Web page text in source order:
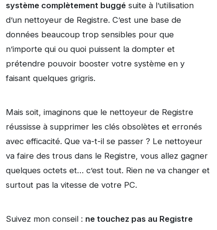
système complètement buggé suite à l’utilisation
d’un nettoyeur de Registre. C’est une base de
données beaucoup trop sensibles pour que
n’importe qui ou quoi puissent la dompter et
prétendre pouvoir booster votre système en y
faisant quelques grigris.
Mais soit, imaginons que le nettoyeur de Registre
réussisse à supprimer les clés obsolètes et erronés
avec efficacité. Que va-t-il se passer ? Le nettoyeur
va faire des trous dans le Registre, vous allez gagner
quelques octets et… c’est tout. Rien ne va changer et
surtout pas la vitesse de votre PC.
Suivez mon conseil : ne touchez pas au Registre